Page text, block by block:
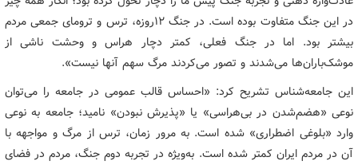
در این جنگ متفاوت بوده است. در جنگ ۱۲روزه، ترس و ترومای جمعی مردم
بیشتر بود. اما در جنگ فعلی، کمتر دچار هراس و وحشت ناشی از
موشک‌باران‌ها می‌شدند و تصور می‌کردند مرگ سهم آنها نیست».
این جامعه‌شناس تشریح کرد: «احساس قالب عمومی در جامعه را می‌توان
نوعی «هضم‌شدن در بی‌هراسی» یا «پذیرش نبودن» نامید؛ جامعه به نوعی
وارد «بلوغی اضطراری» شده است. به مرور زمان، ترس از مرگ و مواجهه با
آن در مردم ایران کمتر شده است. به‌ویژه در تجربه دوم جنگ، مردم در فضای